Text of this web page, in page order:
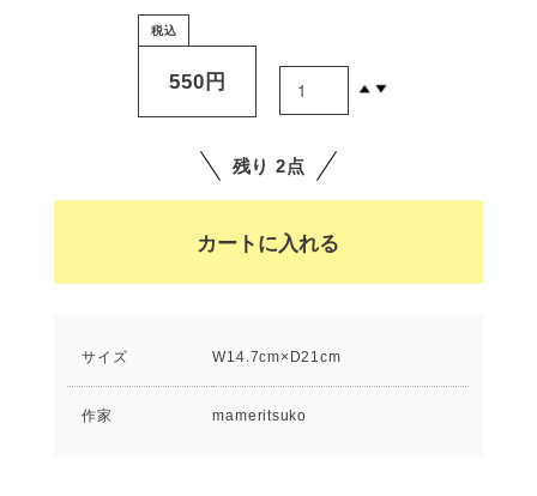
税込
550円
残り 2点
サイズ W14.7cm×D21cm
作家 mameritsuko